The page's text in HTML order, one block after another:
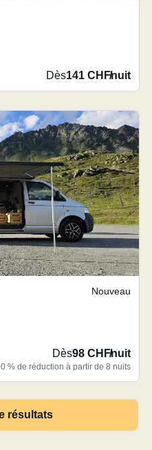
Dès141 CHF/nuit
Nouveau
Dès98 CHF/nuit
% de réduction à partir de 8 nuits
résultats